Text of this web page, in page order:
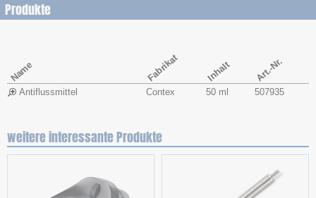
Produkte
Name Fabrikat Inhalt Art.-Nr.
Antiflussmittel Contex 50 ml 507935
weitere interessante Produkte